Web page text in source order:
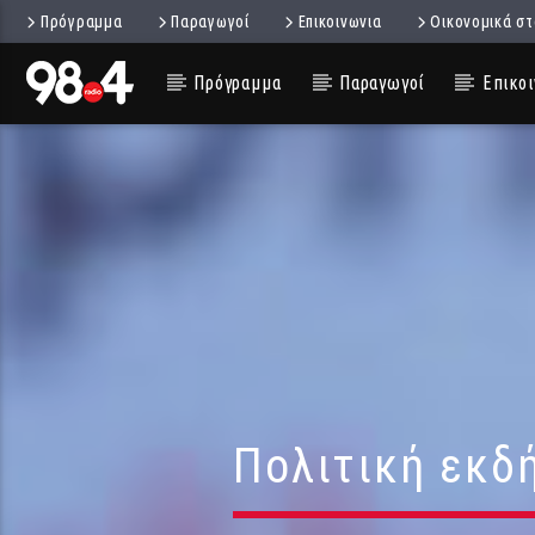
Πρόγραμμα Παραγωγοί Επικοινωνια Οικονομικά
Πρόγραμμα Παραγωγοί
Πολιτική